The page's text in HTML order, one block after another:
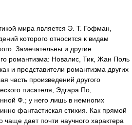
мира является Э. Т. Гофман,
которого относится к видам
Замечательны и другие
романтизма: Новалис, Тик, Жан Поль
и представители романтизма других
часть произведений другого
писателя, Эдгара По,
Ф.; у него лишь в немногих
фантастиская стихия. Как прямой
дает почти научного характера